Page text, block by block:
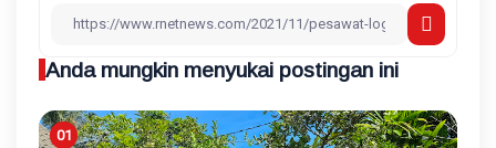
Anda mungkin menyukai postingan ini